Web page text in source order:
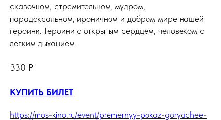
сказочном, стремительном, мудром,
парадоксальном, ироничном и добром мире нашей
героини. Героини с открытым сердцем, человеком с
лёгким дыханием.
330 P
КУПИТЬ БИЛЕТ
https://mos-kino.ru/event/premernyy-pokaz-goryachee-